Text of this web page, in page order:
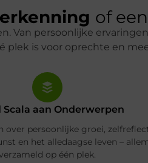
of
Van persoonlijke
plek is voor oprechte en
Scala aan Onderwerpen
over persoonlijke groei,
en het alledaagse leven –
op één plek.